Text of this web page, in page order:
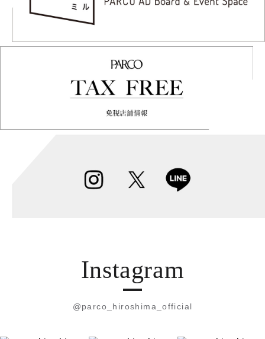
Instagram
@parco_hiroshima_official